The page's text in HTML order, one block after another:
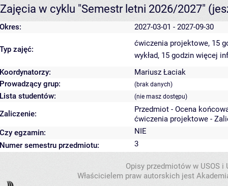
Zajęcia w cyklu "Semestr letni 2026/2027"
Okres: 2027-03-01 - 2027-09-30
Typ zajęć:
ćwiczenia projektowe, 15
wykład, 15 godzin więcej
Koordynatorzy:
Mariusz Łaciak
Prowadzący grup:
(brak danych)
Lista studentów: (nie masz dostępu)
Zaliczenie:
Przedmiot - Ocena
ćwiczenia projektowe -
Czy egzamin:
NIE
Numer semestru przedmiotu:
3
Opisy przedmiotów w USOS
Właścicielem praw autorskich jest